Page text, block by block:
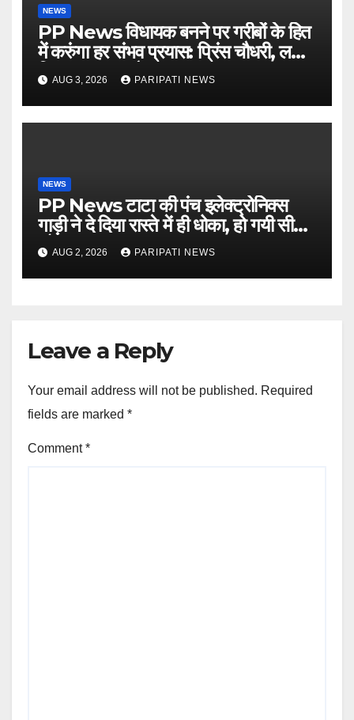
NEWS
PP News विधायक बनने पर गरीबों के हित
में करुंगा हर संभव प्रयास: प्रिंस चौधरी, लगाई
किसान मजदूर चौपाल
AUG 3, 2026 PARIPATI NEWS
NEWS
PP News टाटा की पंच इलेक्ट्रोनिक्स
गाड़ी ने दे दिया रास्ते में ही धोका, हो गयी सीज,
जो सब बताया झूठ
AUG 2, 2026 PARIPATI NEWS
Leave a Reply
Your email address will not be published. Required
fields are marked *
Comment*